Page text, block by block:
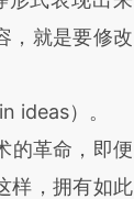
，就是要修改
ideas）。
的革命，即便
样，拥有如此